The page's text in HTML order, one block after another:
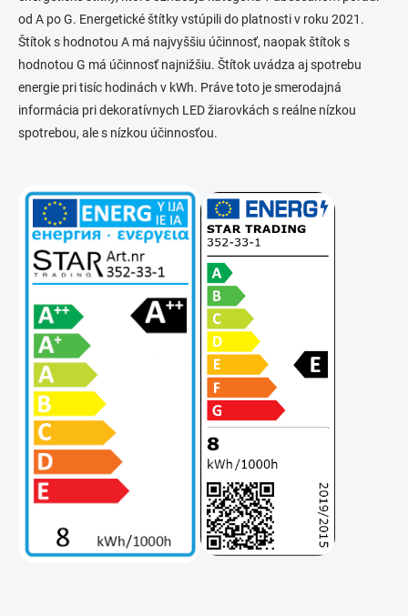
od A po G. Energetické štítky vstúpili do platnosti v roku 2021.
Štítok s hodnotou A má najvyššiu účinnosť, naopak štítok s
hodnotou G má účinnosť najnižšiu. Štítok uvádza aj spotrebu
energie pri tisíc hodinách v kWh. Práve toto je smerodajná
informácia pri dekoratívnych LED žiarovkách s reálne nízkou
spotrebou, ale s nízkou účinnosťou.